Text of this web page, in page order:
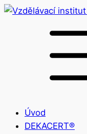
Úvod
DEKACERT®